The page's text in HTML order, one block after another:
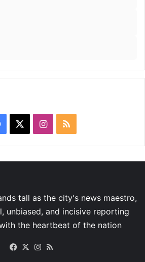
Facebook Instagram
RSS
Facebook
X Instagram